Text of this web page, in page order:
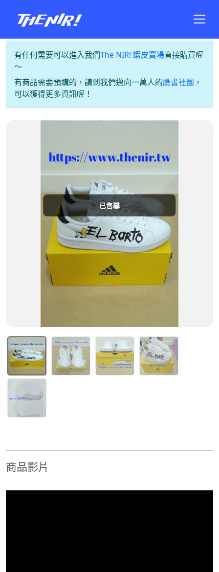
有任何需要可以進入我們The NIR! 蝦皮賣場直接購買喔
～
有商品需要預購的，請到我們邁向一萬人的臉書社團 ，
可以獲得更多資訊喔！
已售馨
商品影片